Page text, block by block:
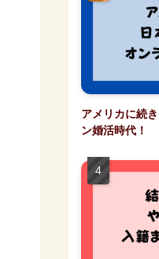
アメリカに続
ン婚活時代！